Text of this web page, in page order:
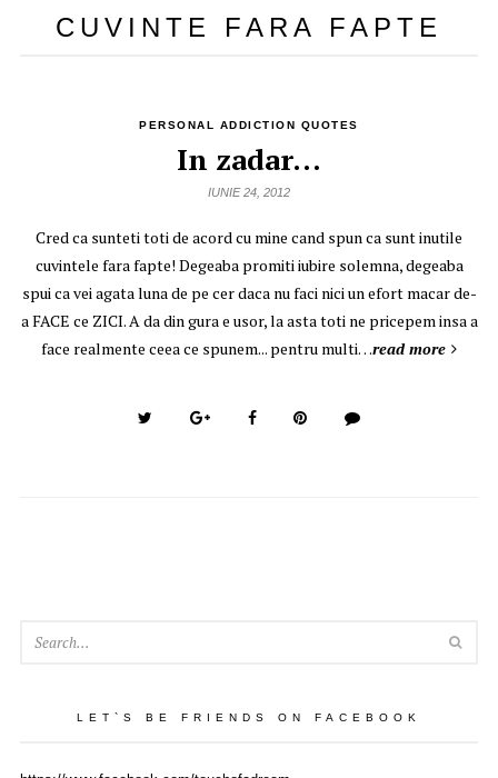
CUVINTE FARA FAPTE
PERSONAL ADDICTION QUOTES
In zadar…
IUNIE 24, 2012
Cred ca sunteti toti de acord cu mine cand spun ca sunt inutile
cuvintele fara fapte! Degeaba promiti iubire solemna, degeaba
spui ca vei agata luna de pe cer daca nu faci nici un efort macar de-
a FACE ce ZICI. A da din gura e usor, la asta toti ne pricepem insa a
face realmente ceea ce spunem... pentru multi…read more
LET`S BE FRIENDS ON FACEBOOK